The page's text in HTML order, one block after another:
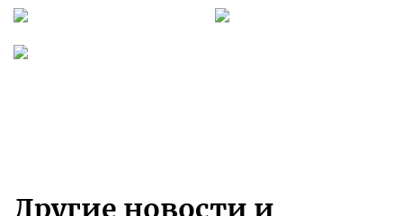
Другие новости и